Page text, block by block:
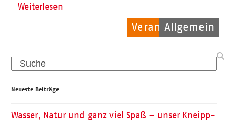
Ehrenamt
Veranstaltungen
Allgemein
Weiterlesen
Search
Neueste Beiträge
Wasser, Natur und ganz viel Spaß – unser Kneipp-